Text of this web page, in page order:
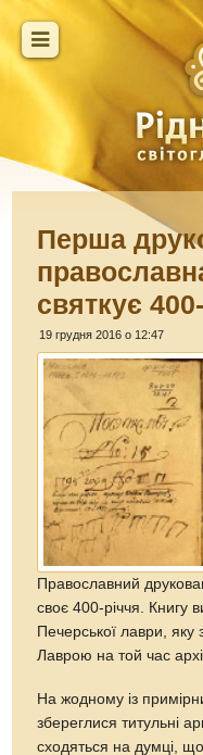
Перша
святкує
19 грудня 2016 о 12:47
Православний
своє 400-річчя. Книгу
Печерської лаври,
Лаврою на той час
На жодному із
збереглися титульні
сходяться на думці,